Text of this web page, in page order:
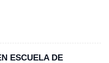
ESCUELA DE